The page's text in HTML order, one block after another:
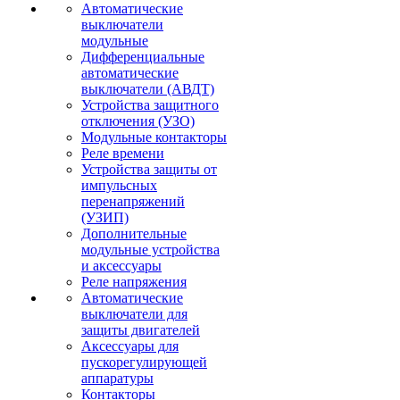
Автоматические
выключатели
модульные
Дифференциальные
автоматические
выключатели (АВДТ)
Устройства защитного
отключения (УЗО)
Модульные контакторы
Реле времени
Устройства защиты от
импульсных
перенапряжений
(УЗИП)
Дополнительные
модульные устройства
и аксессуары
Реле напряжения
Автоматические
выключатели для
защиты двигателей
Аксессуары для
пускорегулирующей
аппаратуры
Контакторы